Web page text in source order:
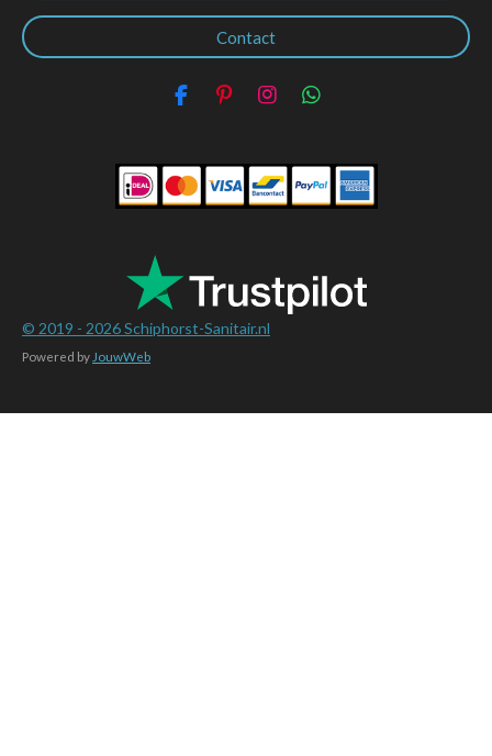
Contact
F
e
b
o
P
t
e
r
I
t
a
g
W
t
s
A
© 2019 - 2026Schiphorst-Sanitair.nl
Powered by JouwWeb